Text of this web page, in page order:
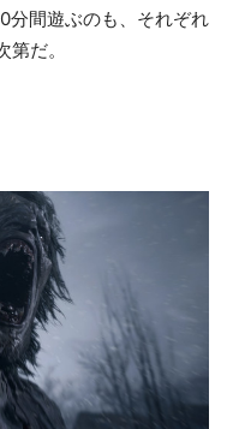
分間遊ぶのも、それぞれ
だ。